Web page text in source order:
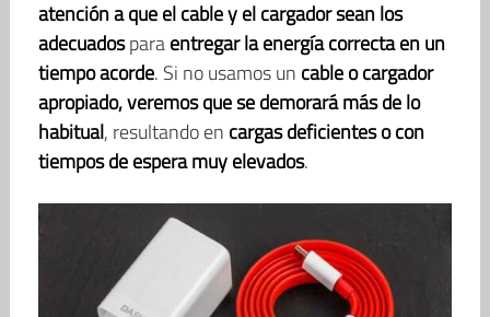
atención a que el cable y el cargador sean los
adecuadosparaentregar la energía correcta en un
tiempo acorde. Si no usamos un cable o cargador
apropiado, veremos que se demorará más de lo
habitual, resultando en cargas deficientes o con
tiempos de espera muy elevados.